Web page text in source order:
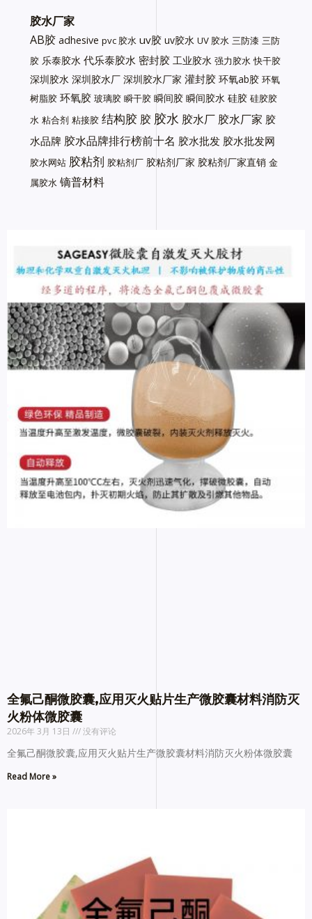
胶水厂家
AB胶 adhesive pvc 胶水 uv胶 uv胶水 UV 胶水 三防漆 三防
胶 乐泰胶水 代乐泰胶水 密封胶 工业胶水 强力胶水 快干胶
深圳胶水 深圳胶水厂 深圳胶水厂家 灌封胶 环氧ab胶 环氧
树脂胶 环氧胶 玻璃胶 瞬干胶 瞬间胶 瞬间胶水 硅胶 硅胶胶
水 粘合剂 粘接胶 结构胶 胶 胶水 胶水厂 胶水厂家 胶
水品牌 胶水品牌排行榜前十名 胶水批发 胶水批发网
胶水网站 胶粘剂 胶粘剂厂 胶粘剂厂家 胶粘剂厂家直销 金
属胶水 镝普材料
全氟己酮微胶囊,应用灭火贴片生产微胶囊材料消防灭
火粉体微胶囊
2026年 3月 13日 没有评论
全氟己酮微胶囊,应用灭火贴片生产微胶囊材料消防灭火粉体微胶囊
Read More »